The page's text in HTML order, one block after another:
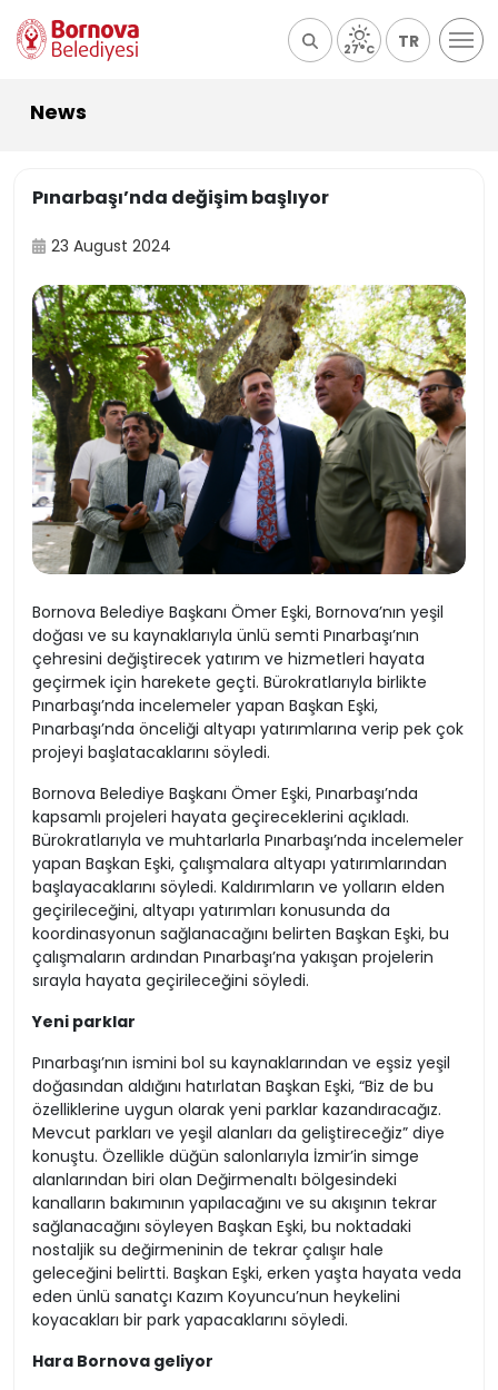
27°C TR
News
Pınarbaşı’nda değişim başlıyor
23 August 2024
Bornova Belediye Başkanı Ömer Eşki, Bornova’nın yeşil
doğası ve su kaynaklarıyla ünlü semti Pınarbaşı’nın
çehresini değiştirecek yatırım ve hizmetleri hayata
geçirmek için harekete geçti. Bürokratlarıyla birlikte
Pınarbaşı’nda incelemeler yapan Başkan Eşki,
Pınarbaşı’nda önceliği altyapı yatırımlarına verip pek çok
projeyi başlatacaklarını söyledi.
Bornova Belediye Başkanı Ömer Eşki, Pınarbaşı’nda
kapsamlı projeleri hayata geçireceklerini açıkladı.
Bürokratlarıyla ve muhtarlarla Pınarbaşı’nda incelemeler
yapan Başkan Eşki, çalışmalara altyapı yatırımlarından
başlayacaklarını söyledi. Kaldırımların ve yolların elden
geçirileceğini, altyapı yatırımları konusunda da
koordinasyonun sağlanacağını belirten Başkan Eşki, bu
çalışmaların ardından Pınarbaşı’na yakışan projelerin
sırayla hayata geçirileceğini söyledi.
Yeni parklar
Pınarbaşı’nın ismini bol su kaynaklarından ve eşsiz yeşil
doğasından aldığını hatırlatan Başkan Eşki, “Biz de bu
özelliklerine uygun olarak yeni parklar kazandıracağız.
Mevcut parkları ve yeşil alanları da geliştireceğiz” diye
konuştu. Özellikle düğün salonlarıyla İzmir’in simge
alanlarından biri olan Değirmenaltı bölgesindeki
kanalların bakımının yapılacağını ve su akışının tekrar
sağlanacağını söyleyen Başkan Eşki, bu noktadaki
nostaljik su değirmeninin de tekrar çalışır hale
geleceğini belirtti. Başkan Eşki, erken yaşta hayata veda
eden ünlü sanatçı Kazım Koyuncu’nun heykelini
koyacakları bir park yapacaklarını söyledi.
Hara Bornova geliyor